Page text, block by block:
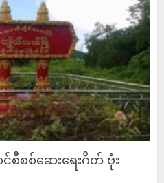
စစ်ဆေးရေးဂိတ် ဗုံး